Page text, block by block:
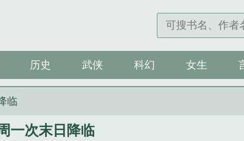
历史 武侠 科幻 女生
临
一次末日降临